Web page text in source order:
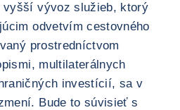
vyšší vývoz služieb, ktorý
odvetvím cestovného
prostredníctvom
multilaterálnych
investícií, sa v
Bude to súvisieť s